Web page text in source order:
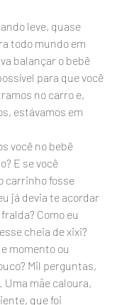
leve, quase
todo mundo em
balançar o bebê
para que você
no carro e,
estávamos em
você no bebê
E se você
carrinho fosse
já devia te acordar
Como eu
cheia de xixi?
momento ou
Mil perguntas,
mãe caloura,
que foi